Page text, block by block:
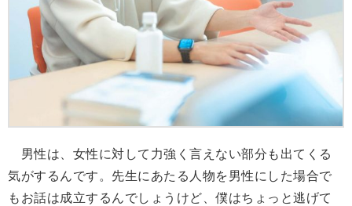
男性は、女性に対して力強く言えない部分も出てくる
気がするんです。先生にあたる人物を男性にした場合で
もお話は成立するんでしょうけど、僕はちょっと逃げて